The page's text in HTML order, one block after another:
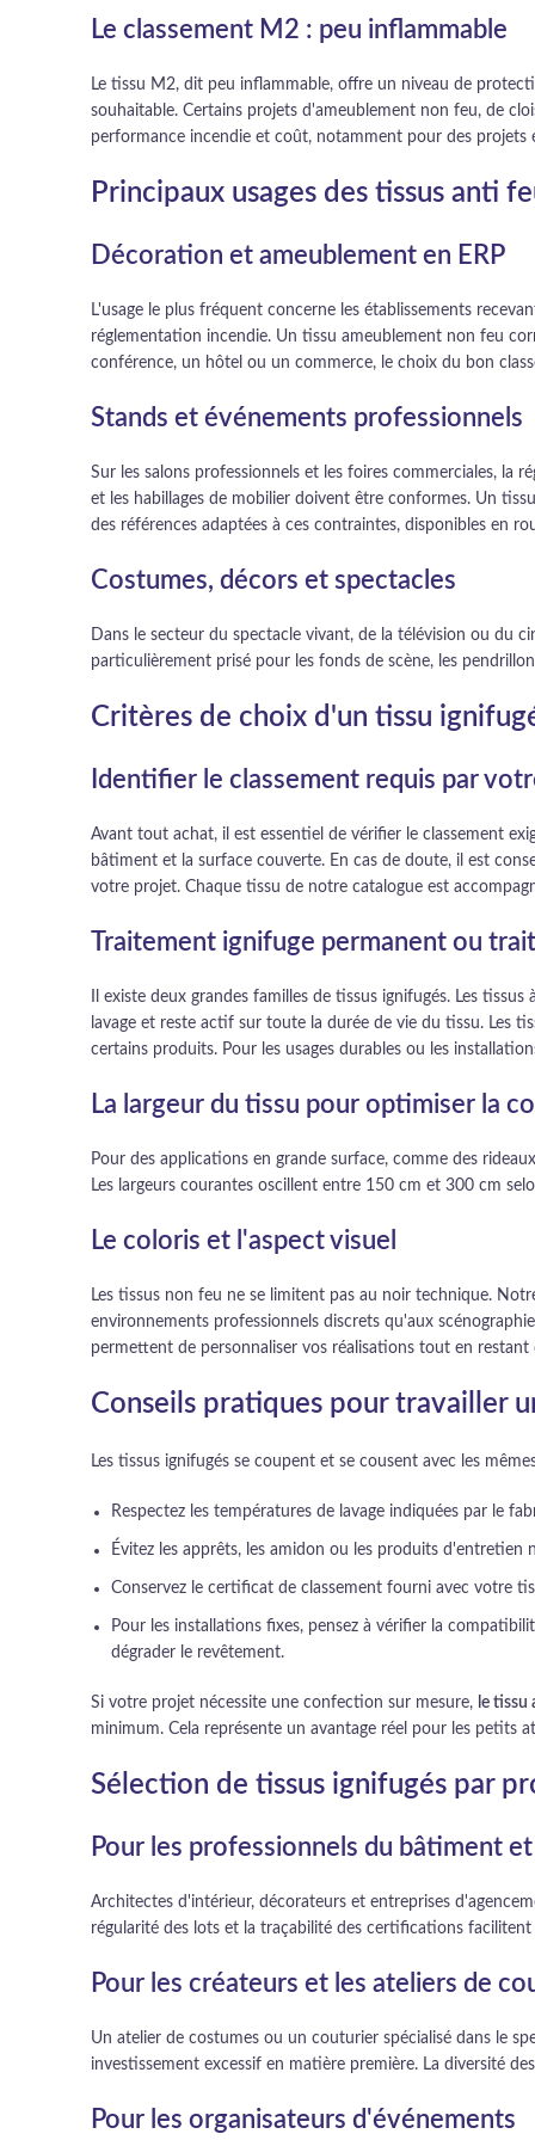
Le classement M2 : peu inflammable
Le tissu M2, dit peu inflammable, offre un niveau de
souhaitable. Certains projets d'ameublement non feu, de
performance incendie et coût, notamment pour des projets
Principaux usages des tissus anti
Décoration et ameublement en ERP
L'usage le plus fréquent concerne les établissements
réglementation incendie. Un tissu ameublement non feu
conférence, un hôtel ou un commerce, le choix du bon
Stands et événements professionnels
Sur les salons professionnels et les foires commerciales, la
et les habillages de mobilier doivent être conformes. Un
des références adaptées à ces contraintes, disponibles en
Costumes, décors et spectacles
Dans le secteur du spectacle vivant, de la télévision ou du
particulièrement prisé pour les fonds de scène, les
Critères de choix d'un tissu
Identifier le classement requis par
Avant tout achat, il est essentiel de vérifier le classement
bâtiment et la surface couverte. En cas de doute, il est
votre projet. Chaque tissu de notre catalogue est
Traitement ignifuge permanent ou
Il existe deux grandes familles de tissus ignifugés. Les tissus
lavage et reste actif sur toute la durée de vie du tissu. Les
certains produits. Pour les usages durables ou les
La largeur du tissu pour optimiser la
Pour des applications en grande surface, comme des
Les largeurs courantes oscillent entre 150 cm et 300 cm
Le coloris et l'aspect visuel
Les tissus non feu ne se limitent pas au noir technique.
environnements professionnels discrets qu'aux
permettent de personnaliser vos réalisations tout en restant
Conseils pratiques pour travailler
Les tissus ignifugés se coupent et se cousent avec les
Respectez les températures de lavage indiquées par le
Évitez les apprêts, les amidon ou les produits
Conservez le certificat de classement fourni avec votre
Pour les installations fixes, pensez à vérifier la
dégrader le revêtement.
Si votre projet nécessite une confection sur mesure, le tissu
minimum. Cela représente un avantage réel pour les petits
Sélection de tissus ignifugés par
Pour les professionnels du bâtiment
Architectes d'intérieur, décorateurs et entreprises
régularité des lots et la traçabilité des certifications
Pour les créateurs et les ateliers de
Un atelier de costumes ou un couturier spécialisé dans le
investissement excessif en matière première. La diversité
Pour les organisateurs d'événements